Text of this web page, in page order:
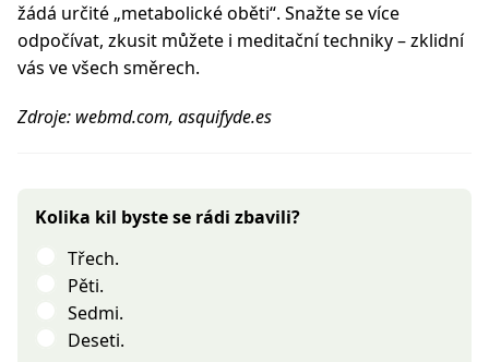
žádá určité „metabolické oběti“. Snažte se více
odpočívat, zkusit můžete i meditační techniky – zklidní
vás ve všech směrech.
Zdroje: webmd.com, asquifyde.es
Kolika kil byste se rádi zbavili?
Třech.
Pěti.
Sedmi.
Deseti.